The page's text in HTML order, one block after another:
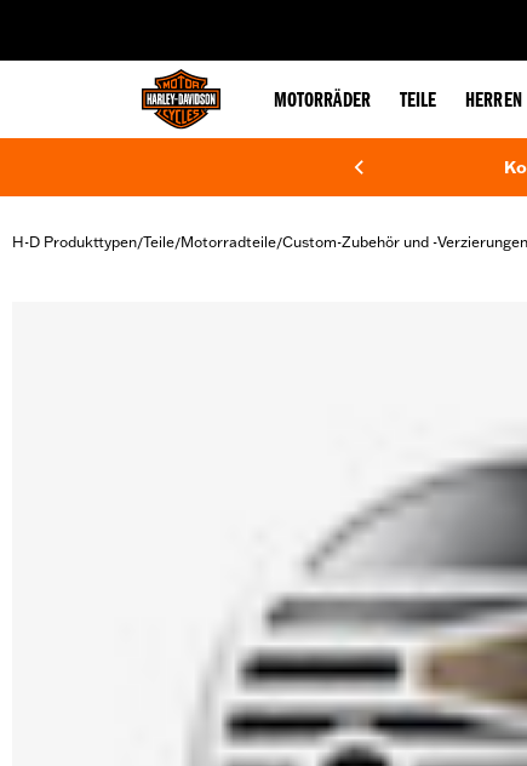
MOTORRÄDER TEILE HERREN
H-D Produkttypen/Teile/Motorradteile/Custom-Zubehör und -Verzierungen